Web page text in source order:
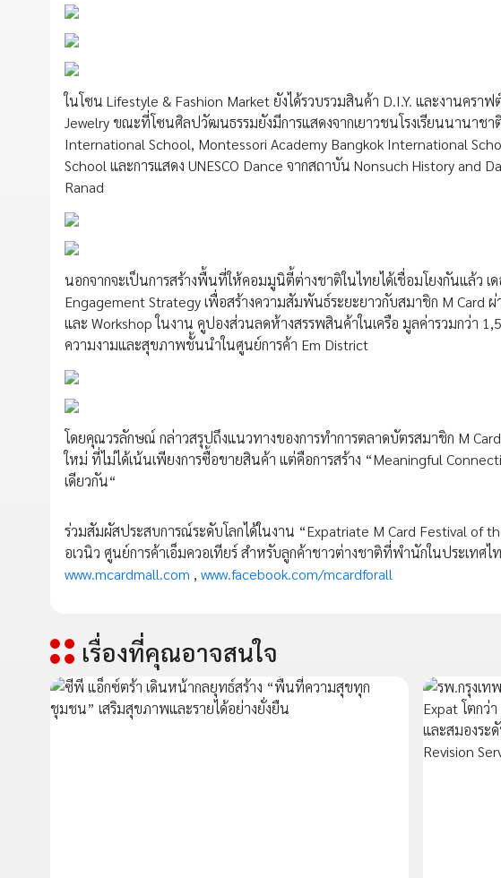
ในโซน Lifestyle & Fashion Market ยังได้รวบรวมสินค้า D.I.Y. และงานครา
Jewelry ขณะที่โซนศิลปวัฒนธรรมยังมีการแสดงจากเยาวชนโรงเรียนนานาช
International School, Montessori Academy Bangkok International
School และการแสดง UNESCO Dance จากสถาบัน Nonsuch History and
Ranad
นอกจากจะเป็นการสร้างพื้นที่ให้คอมมูนิตี้ต่างชาติในไทยได้เชื่อมโยงกันแล้ว
Engagement Strategy เพื่อสร้างความสัมพันธ์ระยะยาวกับสมาชิก M Card
และ Workshop ในงาน คูปองส่วนลดห้างสรรพสินค้าในเครือ มูลค่ารวมกว่า
ความงามและสุขภาพชั้นนำในศูนย์การค้า Em District
โดยคุณวรลักษณ์ กล่าวสรุปถึงแนวทางของการทำการตลาดบัตรสมาชิก M
ใหม่ ที่ไม่ได้เน้นเพียงการซื้อขายสินค้า แต่คือการสร้าง “Meaningful
เดียวกัน“
ร่วมสัมผัสประสบการณ์ระดับโลกได้ในงาน “Expatriate M Card Festival
อเวนิว ศูนย์การค้าเอ็มควอเทียร์ สำหรับลูกค้าชาวต่างชาติที่พำนักในประเทศ
www.mcardmall.com , www.facebook.com/mcardforall
เรื่องที่คุณอาจสนใจ